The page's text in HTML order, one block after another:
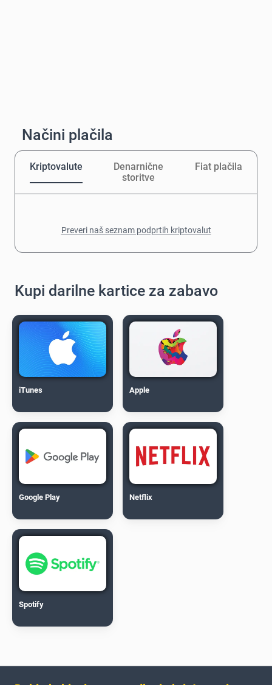
Načini plačila
Kriptovalute
Denarnične
storitve
Fiat plačila
Preveri naš seznam podprtih kriptovalut
Kupi darilne kartice za zabavo
iTunes Apple
Google Play Netflix
Spotify